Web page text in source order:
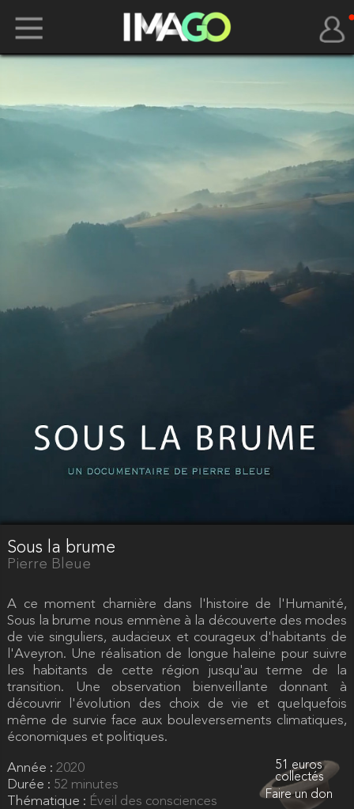
Sous la brume
Pierre Bleue
A ce moment charnière dans l'histoire de l'Humanité,
Sous la brume nous emmène à la découverte des modes
de vie singuliers, audacieux et courageux d'habitants de
l'Aveyron. Une réalisation de longue haleine pour suivre
les habitants de cette région jusqu'au terme de la
transition. Une observation bienveillante donnant à
découvrir l'évolution des choix de vie et quelquefois
même de survie face aux bouleversements climatiques,
économiques et politiques.
Année : 2020
Durée : 52 minutes
Thématique : Éveil des consciences
51 euros
collectés
Faire un don